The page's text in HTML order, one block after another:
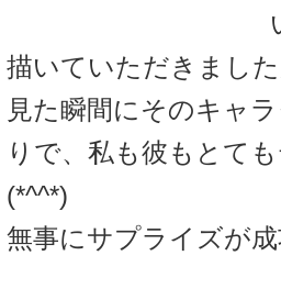
描いていただきまし
見た瞬間にそのキャ
りで、私も彼もとて
(*^^*)
無事にサプライズが